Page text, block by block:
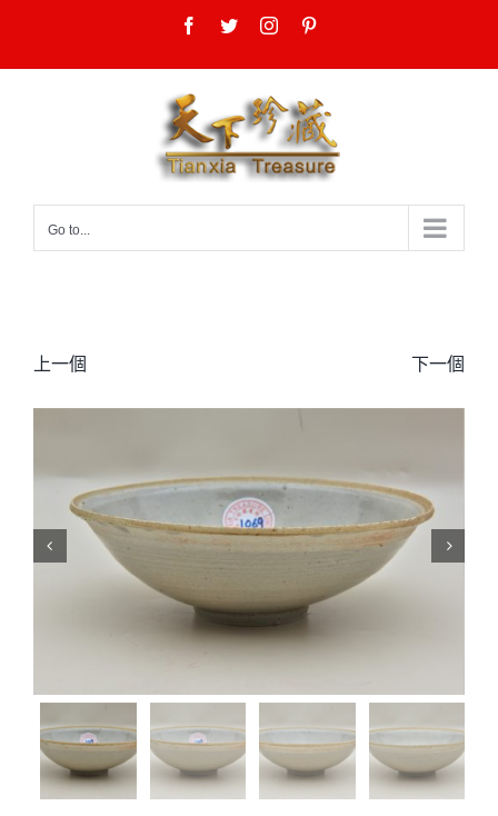
content
Facebook
TwitterInstagram
Go to...
上一個 下一個
 